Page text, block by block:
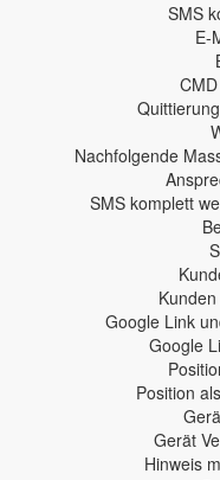
SMS
E-
Nachfolgende
SMS komplett
Google Link
Google
Position
Gerät
Hinweis